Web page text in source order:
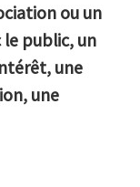
ou un
public, un
une
une